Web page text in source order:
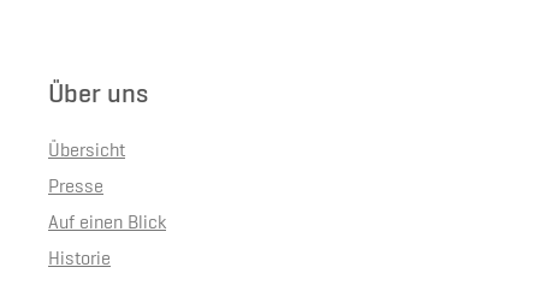
Über uns
Übersicht
Presse
Auf einen Blick
Historie